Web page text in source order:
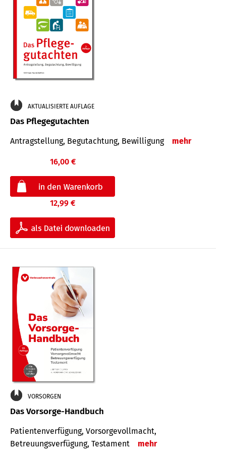
AKTUALISIERTE AUFLAGE
Das Pflegegutachten
Antragstellung, Begutachtung, Bewilligung mehr
16,00 €
12,99 €
VORSORGEN
Das Vorsorge-Handbuch
Patientenverfügung, Vorsorgevollmacht,
Betreuungsverfügung, Testament
mehr